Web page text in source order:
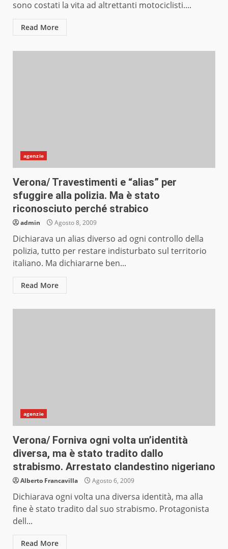
sono costati la vita ad altrettanti motociclisti....
Read More
agenzie
Verona/ Travestimenti e “alias” per
sfuggire alla polizia. Ma è stato
riconosciuto perché strabico
admin Agosto 8, 2009
Dichiarava un alias diverso ad ogni controllo della
polizia, tutto per restare indisturbato sul territorio
italiano. Ma dichiararne ben...
Read More
agenzie
Verona/ Forniva ogni volta un’identità
diversa, ma è stato tradito dallo
strabismo. Arrestato clandestino nigeriano
Alberto Francavilla Agosto 6, 2009
Dichiarava ogni volta una diversa identità, ma alla
fine è stato tradito dal suo strabismo. Protagonista
dell...
Read More